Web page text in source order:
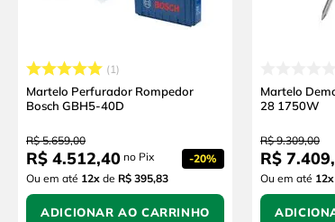
1
Martelo Perfurador Rompedor
Bosch GBH5-40D
R$ 5.659,00
R$ 4.512,40 no Pix -20%
Ou em até 12x de R$ 395,83
ADICIONAR AO CARRINHO
Martelo
28 1750W
R$ 9.309,00
R$ 7.409,
Ou em até 12x